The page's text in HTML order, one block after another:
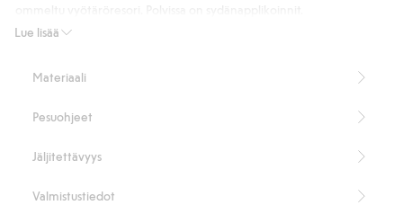
Lue lisää
Tuotenumero
Materiaali
Pesuohjeet
Jäljitettävyys
Valmistustiedot